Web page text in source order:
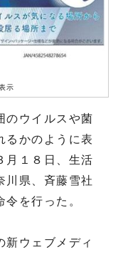
示
のウイルスや菌
るかのように表
月１８日、生活
川県、斉藤雪社
を行った。
新ウェブメディ